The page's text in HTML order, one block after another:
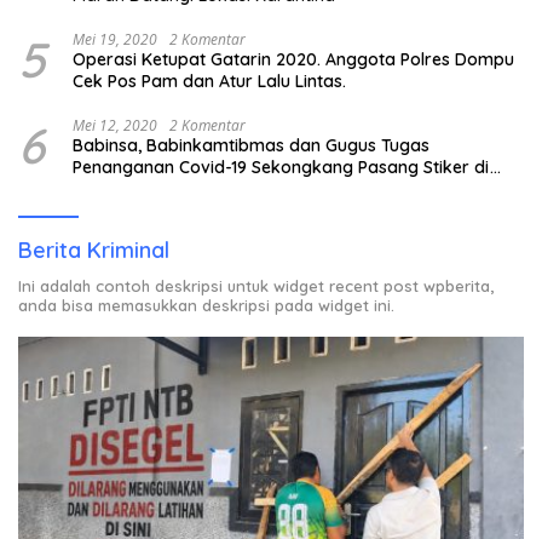
5 Mei 19, 2020 2 Komentar
Operasi Ketupat Gatarin 2020. Anggota Polres Dompu
Cek Pos Pam dan Atur Lalu Lintas.
6 Mei 12, 2020 2 Komentar
Babinsa, Babinkamtibmas dan Gugus Tugas
Penanganan Covid-19 Sekongkang Pasang Stiker di
Berita Kriminal
Ini adalah contoh deskripsi untuk widget recent post wpberita,
anda bisa memasukkan deskripsi pada widget ini.